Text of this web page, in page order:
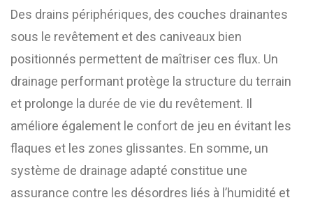
Des drains périphériques, des couches drainantes
sous le revêtement et des caniveaux bien
positionnés permettent de maîtriser ces flux. Un
drainage performant protège la structure du terrain
et prolonge la durée de vie du revêtement. Il
améliore également le confort de jeu en évitant les
flaques et les zones glissantes. En somme, un
système de drainage adapté constitue une
assurance contre les désordres liés à l’humidité et